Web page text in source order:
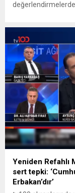
değerlendirmelerde
haberlerle
çevrelerin kronik söz
ötekileştirici retorikle
Yeniden Refahlı
sert tepki:
Erbakan’dır’